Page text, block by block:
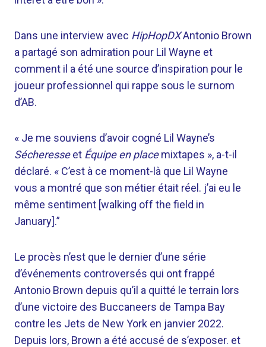
Dans une interview avec HipHopDXAntonio Brown
a partagé son admiration pour Lil Wayne et
comment il a été une source d’inspiration pour le
joueur professionnel qui rappe sous le surnom
d’AB.
« Je me souviens d’avoir cogné Lil Wayne’s
Sécheresseet Équipe en placemixtapes », a-t-il
déclaré. « C’est à ce moment-là que Lil Wayne
vous a montré que son métier était réel. j’ai eu le
même sentiment [walking off the field in
January].”
Le procès n’est que le dernier d’une série
d’événements controversés qui ont frappé
Antonio Brown depuis qu’il a quitté le terrain lors
d’une victoire des Buccaneers de Tampa Bay
contre les Jets de New York en janvier 2022.
Depuis lors, Brown a été accusé de s’exposer. et